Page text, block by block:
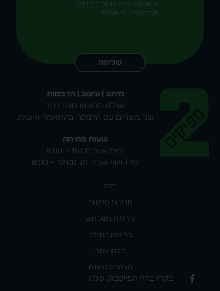
והשימוש בהם תחול מדיניות
הפרטיות של האתר
שליחה
מיתוג | עיצוב | הדפסות
אצלנו תמצאו מגוון רחב
של מוצרים עם הדפסה בהתאמה אישית.
שעות פתיחה
ימים א-ה 16:00 – 8:00
ימי שישי וערבי חג 12:00 – 8:00
בלוג
מדיניות פרטיות
מדיניות משלוחים
מדיניות החזרה
תקנון אתר
הצהרת נגישות
בקרו בדף הפייסבוק שלנו